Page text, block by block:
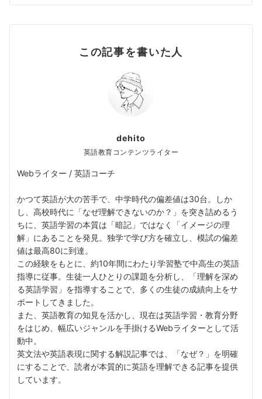
この記事を書いた人
dehito
英語教育コンテンツライター
Webライター / 英語コーチ
かつて英語が大の苦手で、中学時代の偏差値は30台。しか
し、高校時代に「なぜ理解できないのか？」を突き詰めるう
ちに、英語学習の本質は「暗記」ではなく「イメージの理
解」にあることを発見。独学で学び方を確立し、模試の偏差
値は最高80に到達。
この経験をもとに、約10年間にわたり学習塾で中高生の英語
指導に従事。生徒一人ひとりの課題を分析し、「理解を深め
る英語学習」を指導することで、多くの生徒の成績向上をサ
ポートしてきました。
また、英語教育の知見を活かし、現在は英語学習・教育分野
をはじめ、幅広いジャンルを手掛けるWebライターとして活
動中。
英文法や英語表現に関する解説記事では、「なぜ？」を明確
にすることで、読者が本質的に英語を理解できる記事を提供
しています。